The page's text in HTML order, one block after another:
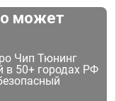
может
Чип Тюнинг
в 50+ городах РФ